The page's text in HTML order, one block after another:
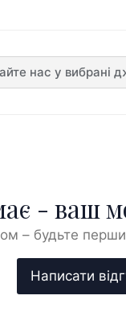
нас у вибрані
- ваш
– будьте